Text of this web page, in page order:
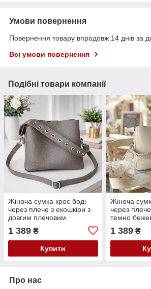
Умови повернення
Повернення товару впродовж 14 днів за
Всі умови повернення
Подібні товари компанії
Жіноча сумка крос боді
через плече з екошкіри з
довгим плечовим
ременем колір капучино
1 389 ₴
Купити
Жіноча
через
темно
1 389₴
Про нас